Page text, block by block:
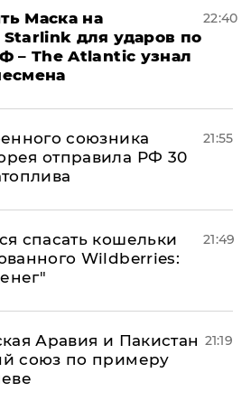
Маска на
Starlink для ударов по
– The Atlantic узнал
22:40
союзника
отправила РФ 30
21:55
спасать кошельки
Wildberries:
21:49
Аравия и Пакистан
союз по примеру
21:19